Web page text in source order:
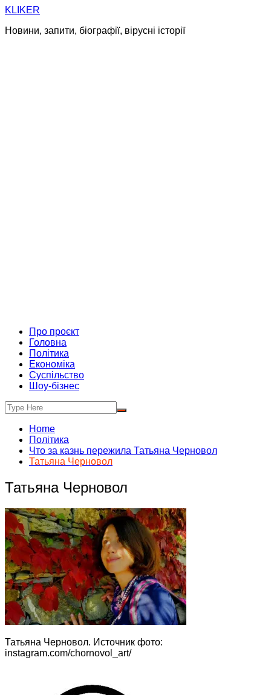
Skip
content
KLIKER
Новини, запити, біографії, вірусні історії
Про проєкт
Головна
Політика
Економіка
Суспільство
Шоу-бізнес
Home
Політика
Что за казнь пережила Татьяна Черновол
Татьяна Черновол
Татьяна Черновол
Татьяна Черновол. Источник фото:
instagram.com/chornovol_art/